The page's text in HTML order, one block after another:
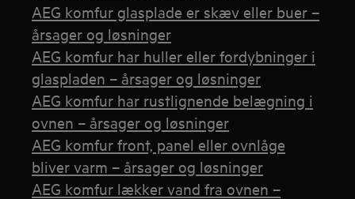
AEG komfur glasplade er skæv eller buer –
årsager og løsninger
AEG komfur har huller eller fordybninger i
glaspladen – årsager og løsninger
AEG komfur har rustlignende belægning i
ovnen – årsager og løsninger
AEG komfur front, panel eller ovnlåge
bliver varm – årsager og løsninger
AEG komfur lækker vand fra ovnen –